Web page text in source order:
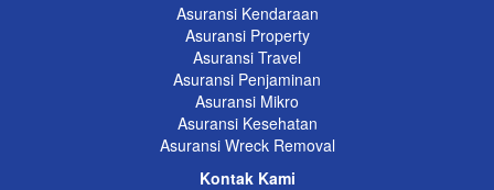
Asuransi Kendaraan
Asuransi Property
Asuransi Travel
Asuransi Penjaminan
Asuransi Mikro
Asuransi Kesehatan
Asuransi Wreck Removal
Kontak Kami